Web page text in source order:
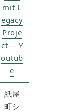
mit L
egacy
Proje
ct- - Y
outub
e
紙屋
町シ